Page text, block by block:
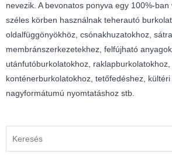
nevezik. A bevonatos ponyva egy 100%-
széles körben használnak teherautó
oldalfüggönyökhöz, csónakhuzatokhoz,
membránszerkezetekhez, felfújható
utánfutóburkolatokhoz, raklapburkolatokhoz,
konténerburkolatokhoz, tetőfedéshez,
nagyformátumú nyomtatáshoz stb.